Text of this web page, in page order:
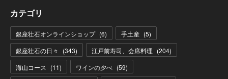
カテゴリ
銀座壮石オンラインショップ (6) 手土産 (5)
銀座壮石の日々
(343) 江戸前寿司、会席料理 (204)
海山コース
(11) ワインの夕べ (59)